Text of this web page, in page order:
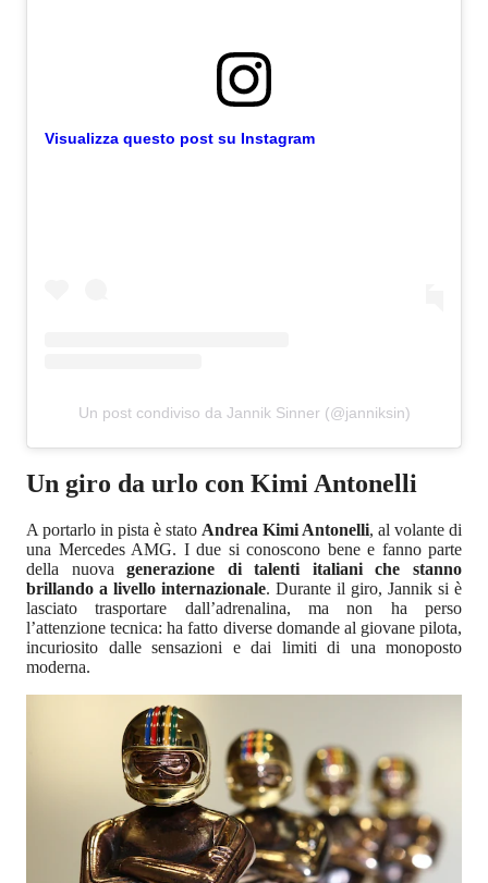
Visualizza questo post su Instagram
Un post condiviso da Jannik Sinner (@janniksin)
Un giro da urlo con Kimi Antonelli
A portarlo in pista è stato Andrea Kimi Antonelli, al volante di
una Mercedes AMG. I due si conoscono bene e fanno parte
della nuovagenerazione di talenti italiani che stanno
brillando a livello internazionale. Durante il giro, Jannik si è
lasciato trasportare dall’adrenalina, ma non ha perso
l’attenzione tecnica: ha fatto diverse domande al giovane pilota,
incuriosito dalle sensazioni e dai limiti di una monoposto
moderna.